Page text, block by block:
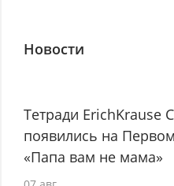
Новости
Тетради ErichKrause
появились на
«Папа вам не мама»